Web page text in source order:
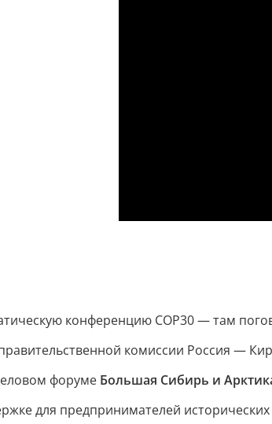
конференцию COP30 — там
комиссии Россия —
форуме Большая Сибирь и
для предпринимателей